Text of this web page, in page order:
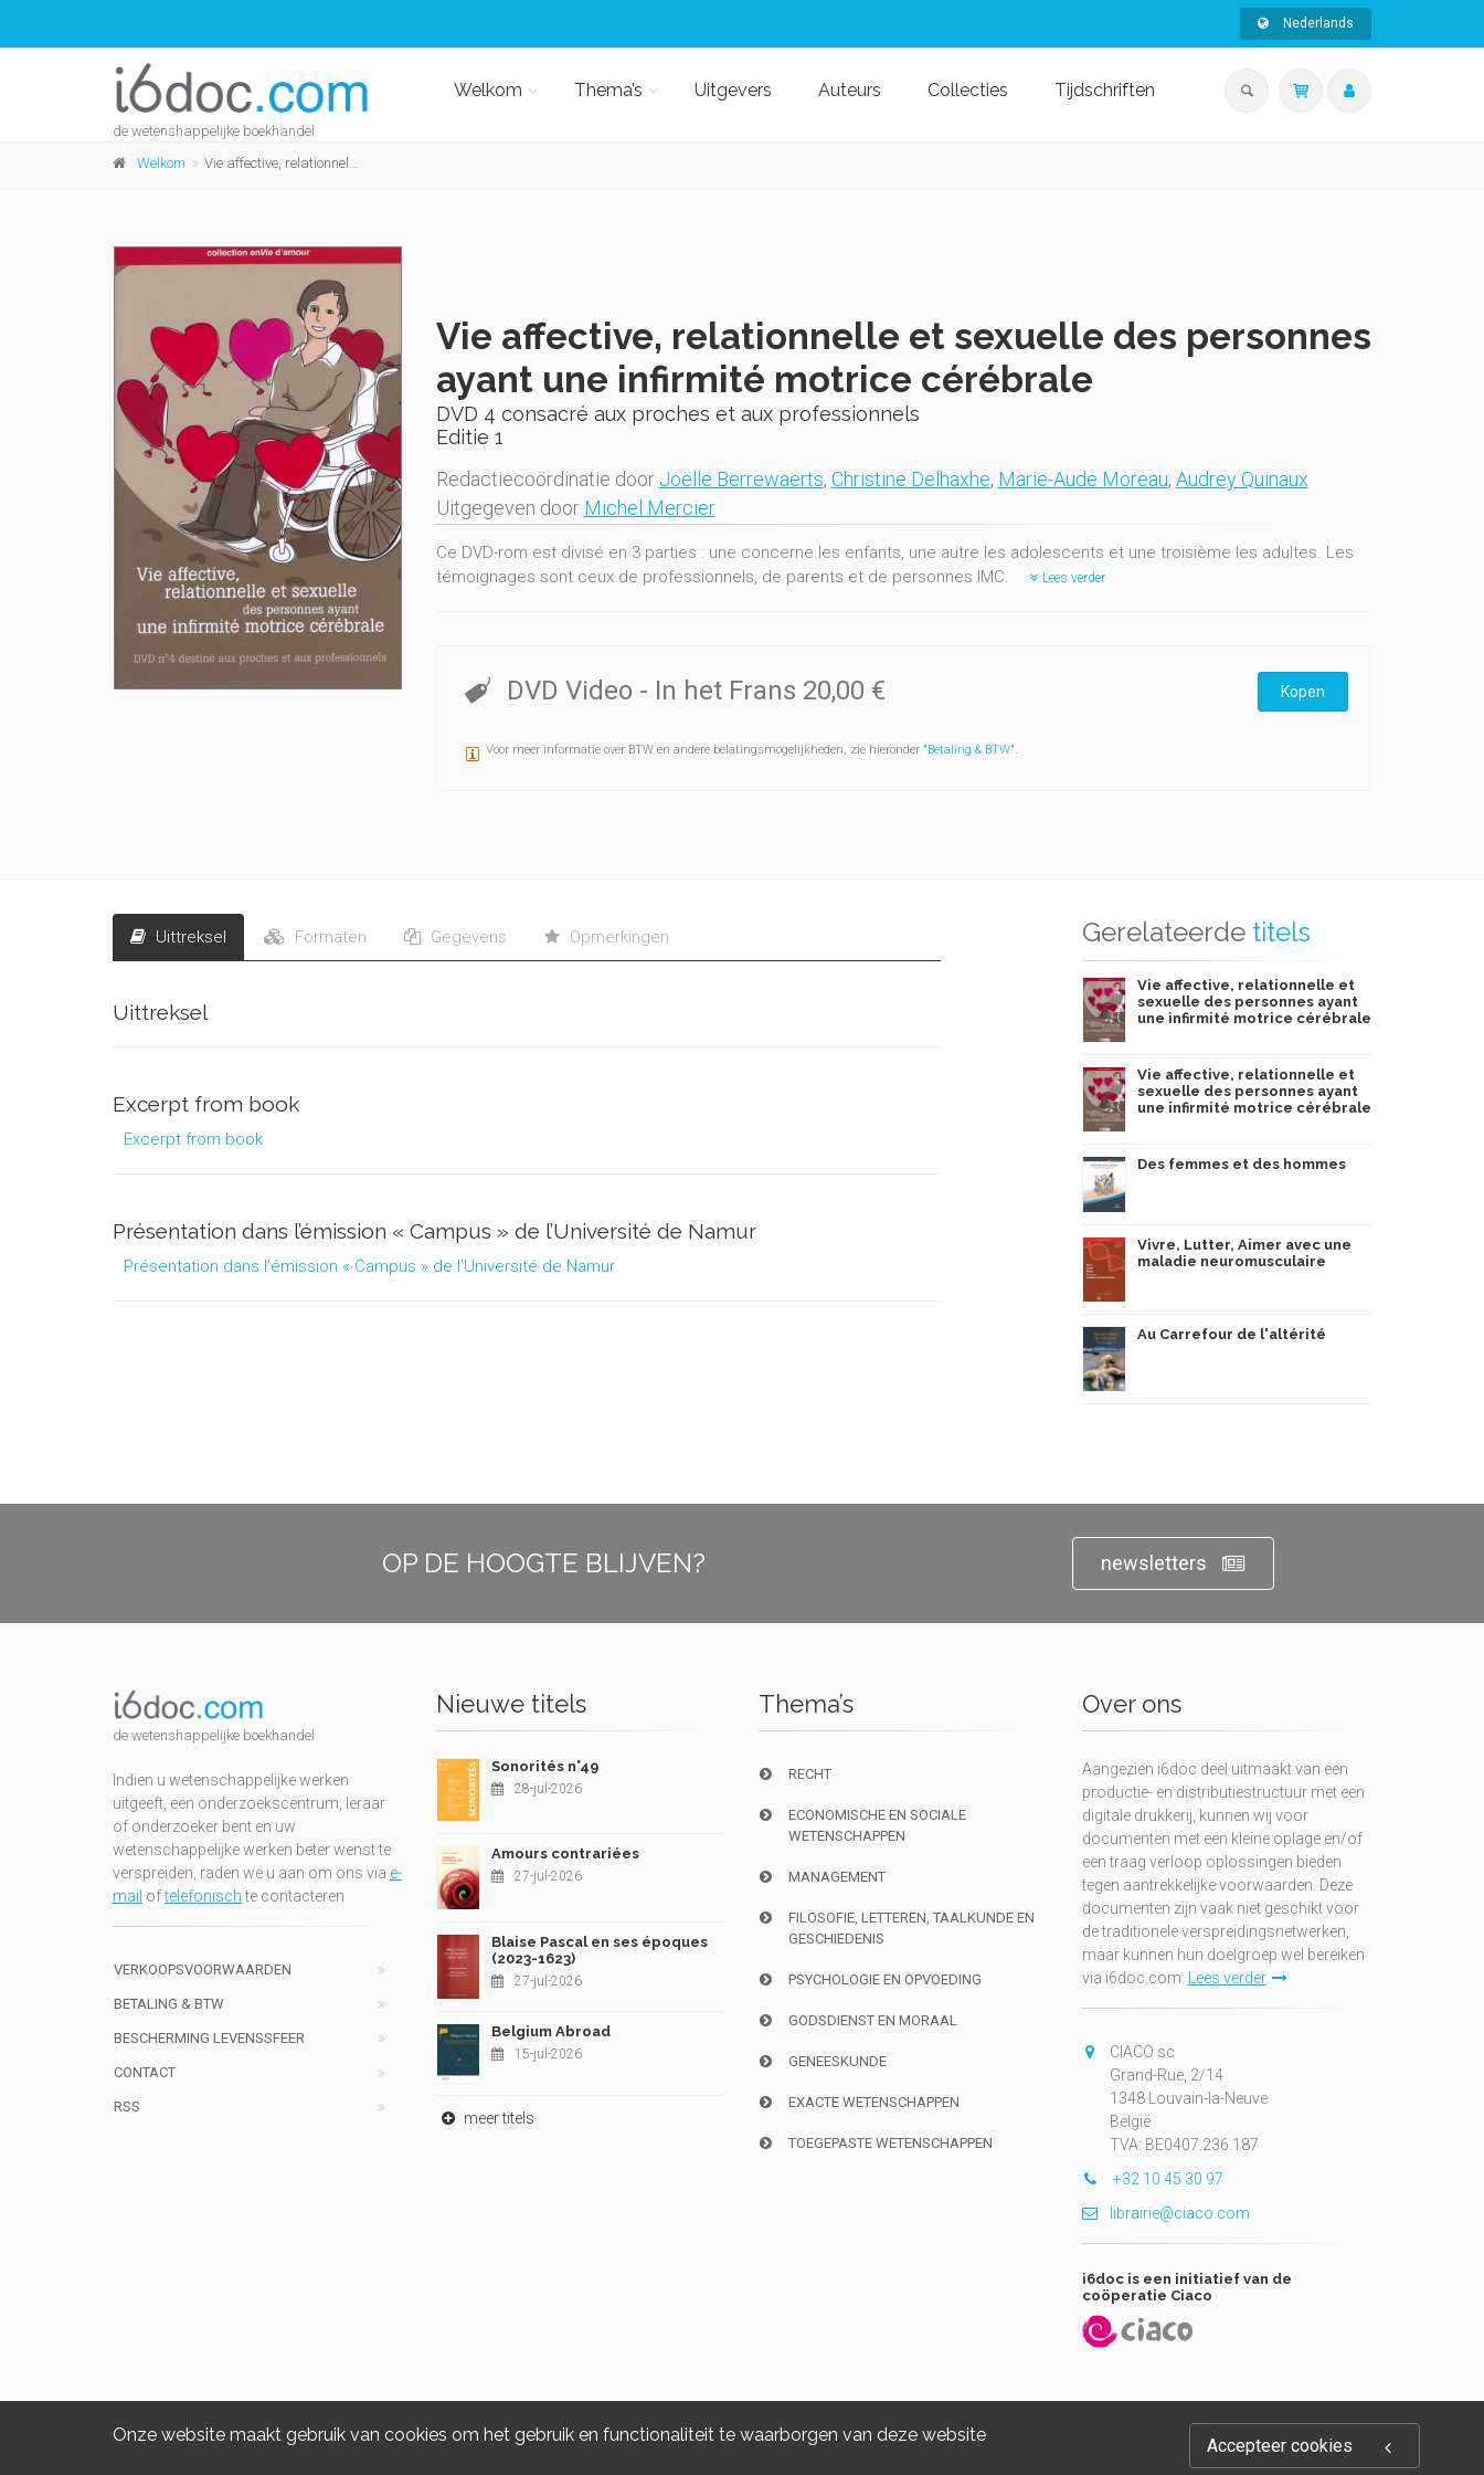
Onze website maakt gebruik van cookies om het gebruik en functionaliteit te waarborgen van deze website
Accepteer cookies
Nederlands
de wetenshappelijke boekhandel
Welkom Thema’s Uitgevers Auteurs Collecties Tijdschriften
Welkom Vie affective, relationnelle et sexuelle des personnes ayant une infirmité motrice cérébrale
Vie affective, relationnelle et sexuelle des personnes
ayant une infirmité motrice cérébrale
DVD 4 consacré aux proches et aux professionnels
Editie 1
Redactiecoördinatie door Joëlle Berrewaerts, Christine Delhaxhe, Marie-Aude Moreau, Audrey Quinaux
Uitgegeven door Michel Mercier
Ce DVD-rom est divisé en 3 parties : une concerne les enfants, une autre les adolescents et une troisième les adultes. Les
témoignages sont ceux de professionnels, de parents et de personnes IMC.
Lees verder
DVD Video - In het Frans 20,00 € Kopen
Voor meer informatie over BTW en andere belatingsmogelijkheden, zie hieronder "Betaling & BTW".
Uittreksel Formaten Gegevens Opmerkingen
Uittreksel
Excerpt from book
Excerpt from book
Présentation dans l’émission « Campus » de l’Université de Namur
Présentation dans l’émission « Campus » de l’Université de Namur
Gerelateerde titels
Vie affective, relationnelle et
sexuelle des personnes ayant
une infirmité motrice cérébrale
Vie affective, relationnelle et
sexuelle des personnes ayant
une infirmité motrice cérébrale
Des femmes et des hommes
Vivre, Lutter, Aimer avec une
maladie neuromusculaire
Au Carrefour de l'altérité
OP DE HOOGTE BLIJVEN? newsletters
de wetenshappelijke boekhandel
Indien u wetenschappelijke werken
uitgeeft, een onderzoekscentrum, leraar
of onderzoeker bent en uw
wetenschappelijke werken beter wenst te
verspreiden, raden we u aan om ons via e-
mail oftelefonischte contacteren
VERKOOPSVOORWAARDEN
BETALING & BTW
BESCHERMING LEVENSSFEER
CONTACT
RSS
Nieuwe titels
Sonorités n°49
28-jul-2026
Amours contrariées
27-jul-2026
Blaise Pascal en ses époques
(2023-1623)
27-jul-2026
Belgium Abroad
15-jul-2026
meer titels
Thema’s
RECHT
ECONOMISCHE EN SOCIALE
WETENSCHAPPEN
MANAGEMENT
FILOSOFIE, LETTEREN, TAALKUNDE EN
GESCHIEDENIS
PSYCHOLOGIE EN OPVOEDING
GODSDIENST EN MORAAL
GENEESKUNDE
EXACTE WETENSCHAPPEN
TOEGEPASTE WETENSCHAPPEN
Over ons
Aangezien i6doc deel uitmaakt van een
productie- en distributiestructuur met een
digitale drukkerij, kunnen wij voor
documenten met een kleine oplage en/of
een traag verloop oplossingen bieden
tegen aantrekkelijke voorwaarden. Deze
documenten zijn vaak niet geschikt voor
de traditionele verspreidingsnetwerken,
maar kunnen hun doelgroep wel bereiken
via i6doc.com.
Lees verder
CIACO sc
Grand-Rue, 2/14
1348 Louvain-la-Neuve
België
TVA: BE0407.236.187
+32 10 45 30 97
librairie@ciaco.com
i6doc is een initiatief van de
coöperatie Ciaco